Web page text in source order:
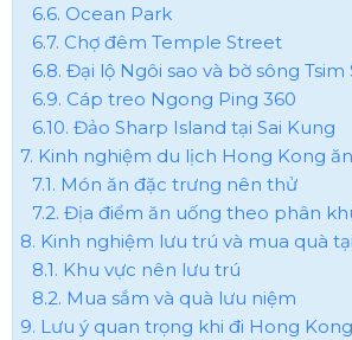
6.6. Ocean Park
6.7. Chợ đêm Temple Street
6.8. Đại lộ Ngôi sao và bờ sông Tsim
6.9. Cáp treo Ngong Ping 360
6.10. Đảo Sharp Island tại Sai Kung
7. Kinh nghiệm du lịch Hong Kong
7.1. Món ăn đặc trưng nên thử
7.2. Địa điểm ăn uống theo phân
8. Kinh nghiệm lưu trú và mua quà
8.1. Khu vực nên lưu trú
8.2. Mua sắm và quà lưu niệm
9. Lưu ý quan trọng khi đi Hong Kong